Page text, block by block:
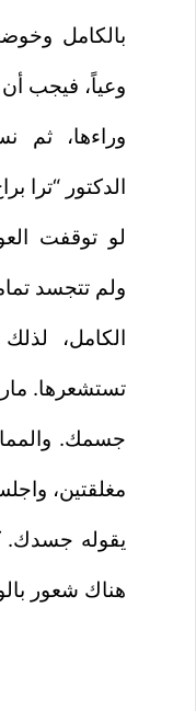
بالكامل
وعياً، فيجب
وراءها، ثم
الدكتور “ترا
لو توقفت
ولم تتجسد
الكامل،
تستشعرها.
جسمك.
مغلقتين،
يقوله جسدك.
هناك شعور